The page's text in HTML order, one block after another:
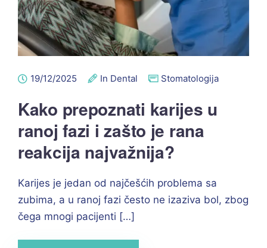
19/12/2025 In Dental Stomatologija
Kako prepoznati karijes u
ranoj fazi i zašto je rana
reakcija najvažnija?
Karijes je jedan od najčešćih problema sa
zubima, a u ranoj fazi često ne izaziva bol, zbog
čega mnogi pacijenti […]